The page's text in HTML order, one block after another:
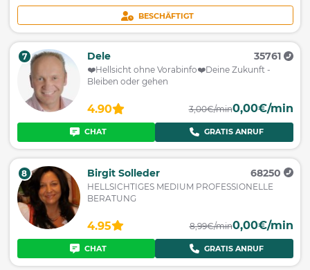
BESCHÄFTIGT
7 Dele 35761
❤️️Hellsicht ohne Vorabinfo❤️️Deine Zukunft -
Bleiben oder gehen
4.90 3,00€/min0,00€/min
CHAT GRATIS ANRUF
8 Birgit Solleder 68250
HELLSICHTIGES MEDIUM PROFESSIONELLE
BERATUNG
4.95 8,99€/min0,00€/min
CHAT GRATIS ANRUF